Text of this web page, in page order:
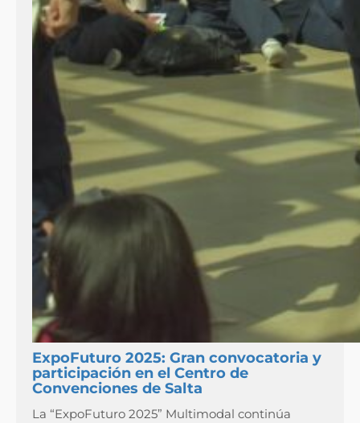
ExpoFuturo 2025: Gran convocatoria y
participación en el Centro de
Convenciones de Salta
La “ExpoFuturo 2025” Multimodal continúa